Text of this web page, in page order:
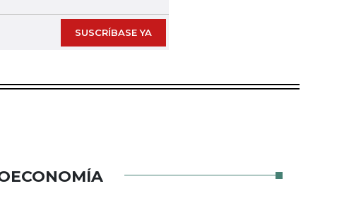
SUSCRÍBASE YA